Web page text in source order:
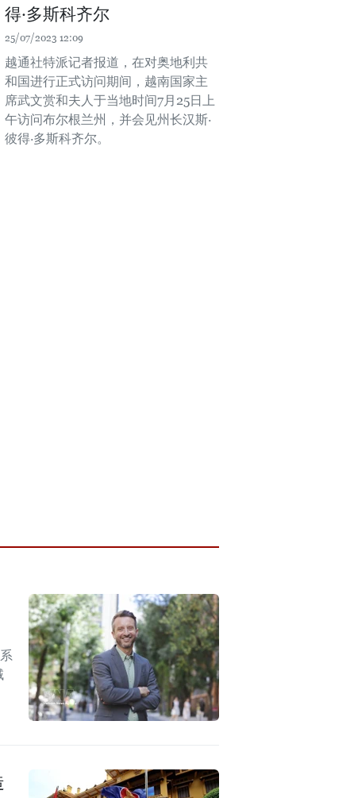
得·多斯科齐尔
25/07/2023 12:09
越通社特派记者报道，在对奥地利共
和国进行正式访问期间，越南国家主
席武文赏和夫人于当地时间7月25日上
午访问布尔根兰州，并会见州长汉斯·
彼得·多斯科齐尔。